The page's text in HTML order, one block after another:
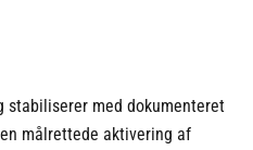
stabiliserer med dokumenteret
målrettede aktivering af